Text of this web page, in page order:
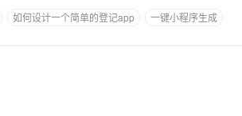
如何设计一个简单的登记app
一键小程序生成